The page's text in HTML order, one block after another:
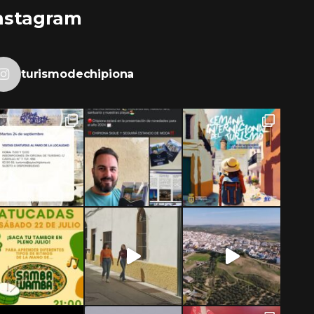
turismodechipiona